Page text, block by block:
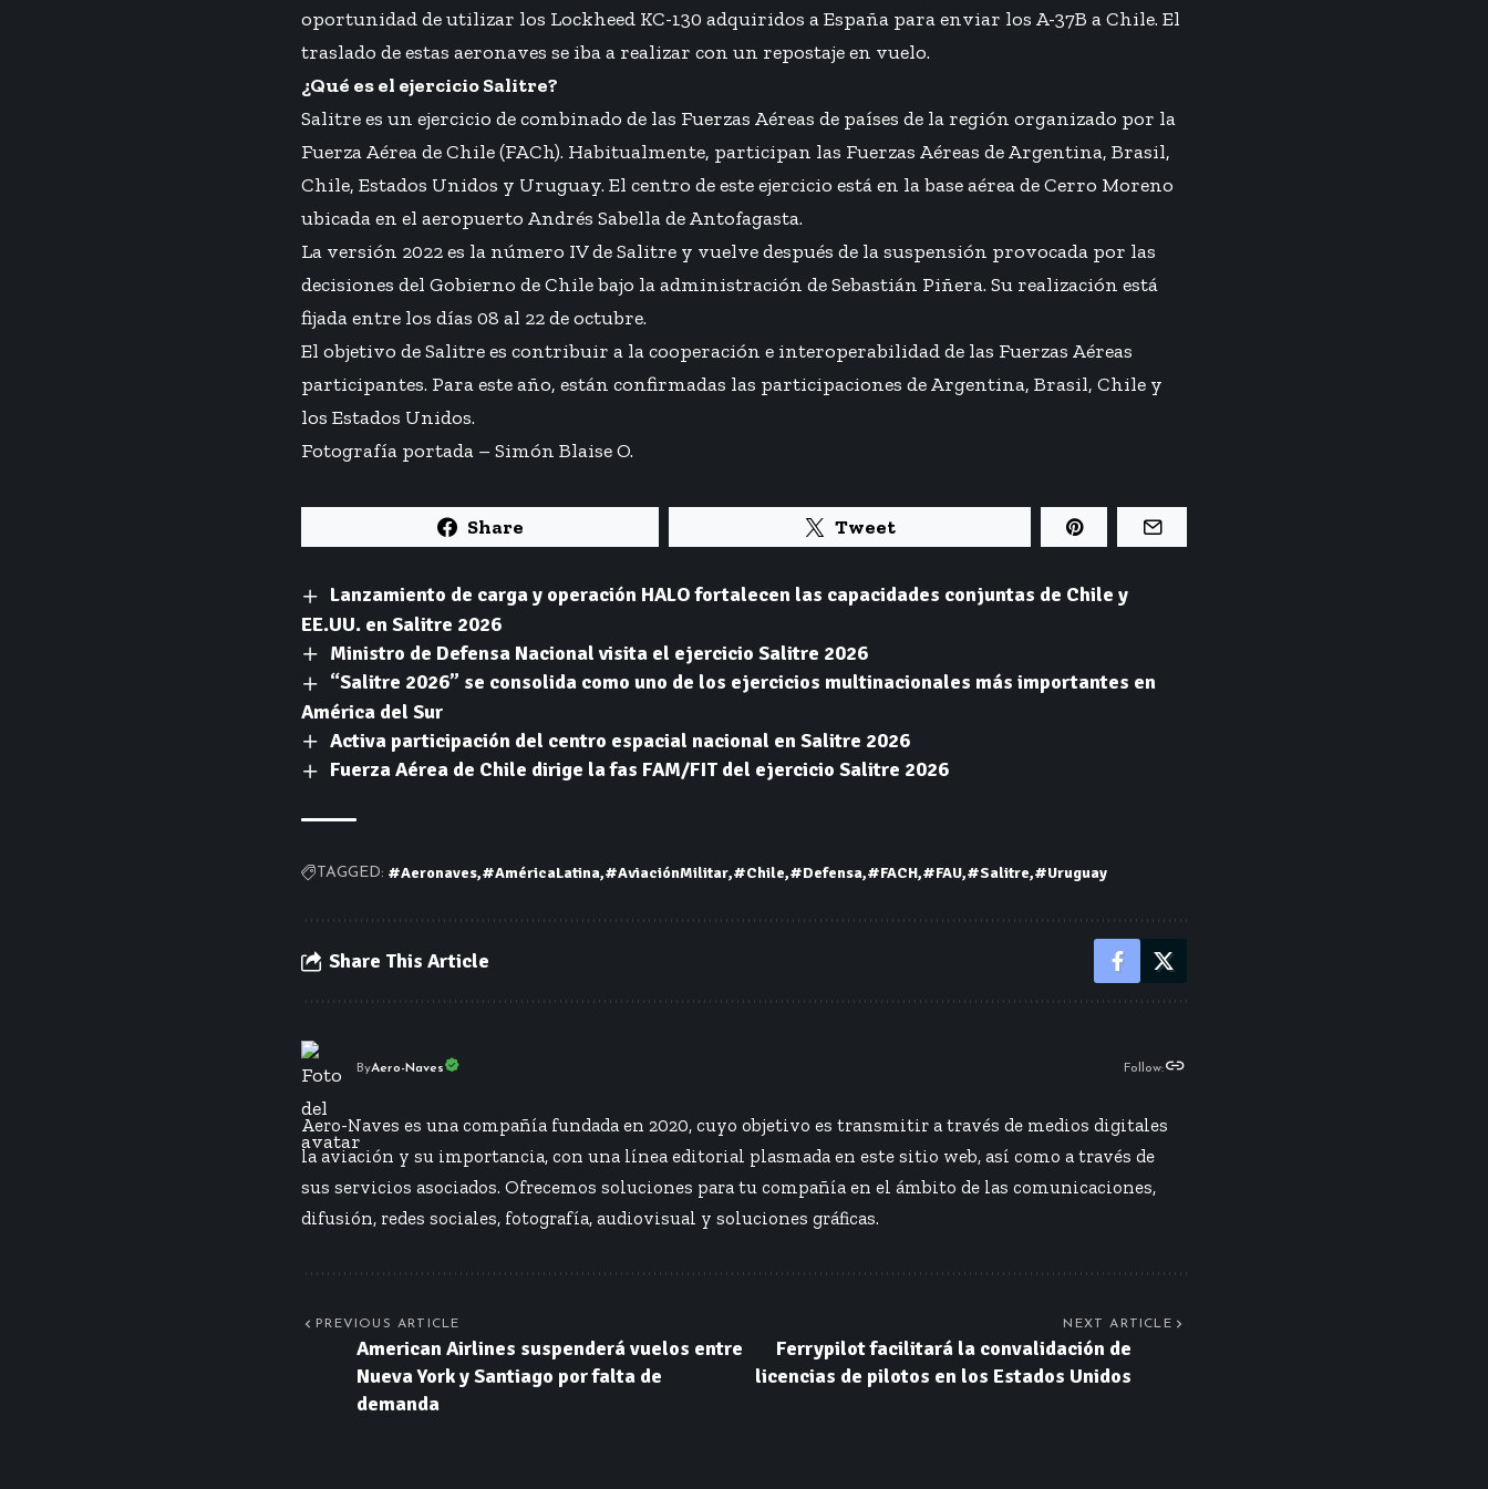
oportunidad de utilizar los Lockheed KC-130 adquiridos a España para enviar los A-37B a Chile. El
traslado de estas aeronaves se iba a realizar con un repostaje en vuelo.
¿Qué es el ejercicio Salitre?
Salitre es un ejercicio de combinado de las Fuerzas Aéreas de países de la región organizado por la
Fuerza Aérea de Chile (FACh). Habitualmente, participan las Fuerzas Aéreas de Argentina, Brasil,
Chile, Estados Unidos y Uruguay. El centro de este ejercicio está en la base aérea de Cerro Moreno
ubicada en el aeropuerto Andrés Sabella de Antofagasta.
La versión 2022 es la número IV de Salitre y vuelve después de la suspensión provocada por las
decisiones del Gobierno de Chile bajo la administración de Sebastián Piñera. Su realización está
fijada entre los días 08 al 22 de octubre.
El objetivo de Salitre es contribuir a la cooperación e interoperabilidad de las Fuerzas Aéreas
participantes. Para este año, están confirmadas las participaciones de Argentina, Brasil, Chile y
los Estados Unidos.
Fotografía portada –Simón Blaise O.
Share Tweet
Lanzamiento de carga y operación HALO fortalecen las capacidades conjuntas de Chile y
EE.UU. en Salitre 2026
Ministro de Defensa Nacional visita el ejercicio Salitre 2026
“Salitre 2026” se consolida como uno de los ejercicios multinacionales más importantes en
América del Sur
Activa participación del centro espacial nacional en Salitre 2026
Fuerza Aérea de Chile dirige la fas FAM/FIT del ejercicio Salitre 2026
TAGGED: #Aeronaves #AméricaLatina #AviaciónMilitar #Chile #Defensa #FACH #FAU #Salitre #Uruguay
Share This Article
ByAero-Naves Follow:
Aero-Naves es una compañía fundada en 2020, cuyo objetivo es transmitir a través de medios digitales
la aviación y su importancia, con una línea editorial plasmada en este sitio web, así como a través de
sus servicios asociados. Ofrecemos soluciones para tu compañía en el ámbito de las comunicaciones,
difusión, redes sociales, fotografía, audiovisual y soluciones gráficas.
PREVIOUS ARTICLE
American Airlines suspenderá vuelos entre
Nueva York y Santiago por falta de
demanda
NEXT ARTICLE
Ferrypilot facilitará la convalidación de
licencias de pilotos en los Estados Unidos